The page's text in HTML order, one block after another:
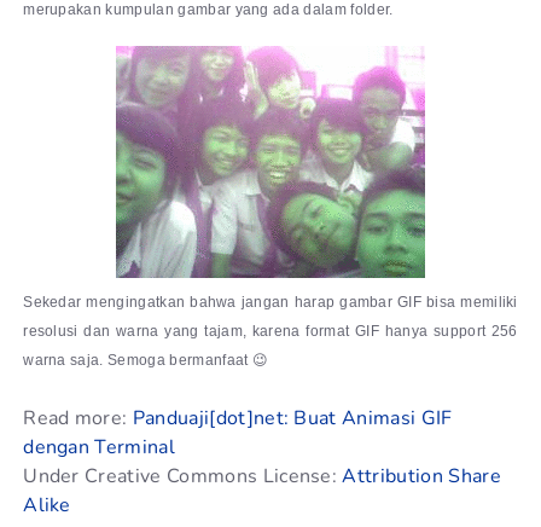
merupakan kumpulan gambar yang ada dalam folder.
Sekedar mengingatkan bahwa jangan harap gambar GIF bisa memiliki
resolusi dan warna yang tajam, karena format GIF hanya support 256
warna saja. Semoga bermanfaat 😉
Read more: Panduaji[dot]net: Buat Animasi GIF
dengan Terminal
Under Creative Commons License:Attribution Share
Alike